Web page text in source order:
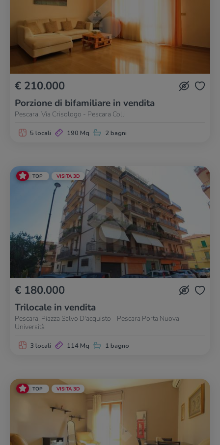
€ 210.000
Porzione di bifamiliare in vendita
Pescara, Via Crisologo - Pescara Colli
5 locali 190 Mq 2 bagni
TOP VISITA 3D
€ 180.000
Trilocale in vendita
Pescara, Piazza Salvo D'acquisto - Pescara Porta Nuova
Università
3 locali 114 Mq 1 bagno
TOP VISITA 3D